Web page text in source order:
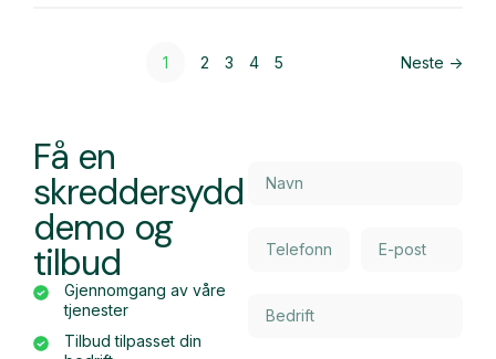
1 2 3 4 5 Neste ->
Få en
skreddersydd
demo og
tilbud
Gjennomgang av våre
tjenester
Tilbud tilpasset din